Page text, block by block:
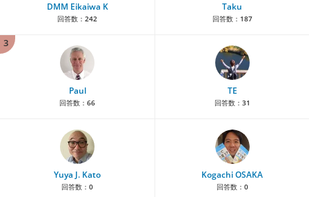
DMM Eikaiwa K
回答数： 242
Taku
回答数： 187
3
Paul
回答数： 66
TE
回答数： 31
Yuya J. Kato
回答数： 0
Kogachi OSAKA
回答数： 0